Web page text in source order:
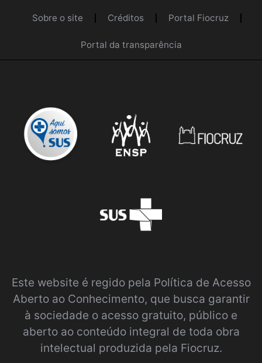
Sobre o site Créditos Portal Fiocruz
Portal da transparência
Este website é regido pela Política de Acesso
Aberto ao Conhecimento, que busca garantir
à sociedade o acesso gratuito, público e
aberto ao conteúdo integral de toda obra
intelectual produzida pela Fiocruz.